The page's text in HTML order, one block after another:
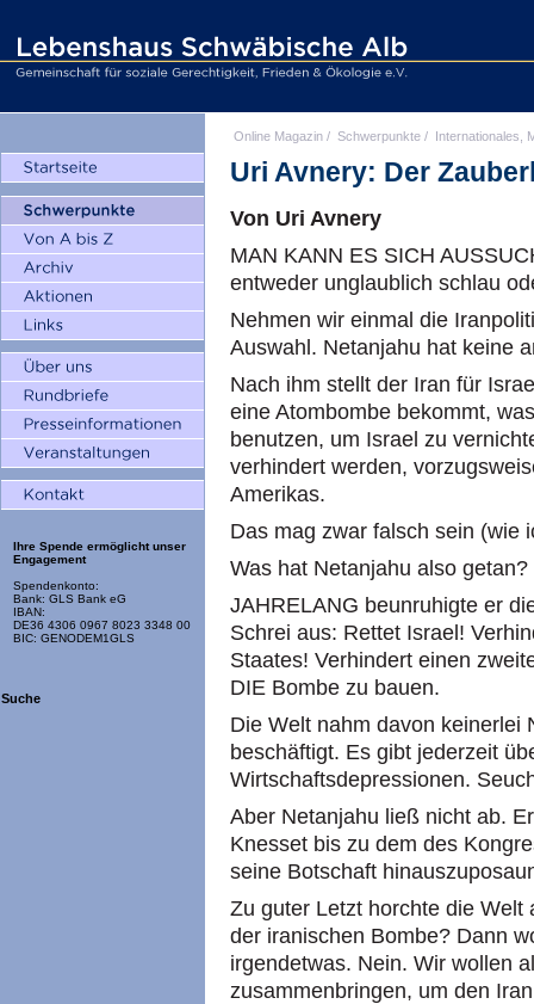
Ihre Spende ermöglicht unser
Engagement
Spendenkonto:
Bank: GLS Bank eG
IBAN:
DE36 4306 0967 8023 3348 00
BIC: GENODEM1GLS
Suche
Online Magazin / Schwerpunkte / Internationales,
Uri Avnery: Der
Von Uri Avnery
MAN KANN ES SICH
entweder unglaublich schlau
Nehmen wir einmal die
Auswahl. Netanjahu hat keine
Nach ihm stellt der Iran für
eine Atombombe bekommt,
benutzen, um Israel zu
verhindert werden,
Amerikas.
Das mag zwar falsch sein (wie
Was hat Netanjahu also getan?
JAHRELANG beunruhigte er
Schrei aus: Rettet Israel!
Staates! Verhindert einen
DIE Bombe zu bauen.
Die Welt nahm davon keinerlei
beschäftigt. Es gibt jederzeit
Wirtschaftsdepressionen.
Aber Netanjahu ließ nicht ab.
Knesset bis zu dem des
seine Botschaft
Zu guter Letzt horchte die Welt
der iranischen Bombe? Dann
irgendetwas. Nein. Wir wollen
zusammenbringen, um den